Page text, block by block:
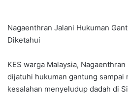
Nagaenthran Jalani Hukuman
Diketahui
KES warga Malaysia,
dijatuhi hukuman gantung sampai
kesalahan menyeludup dadah di